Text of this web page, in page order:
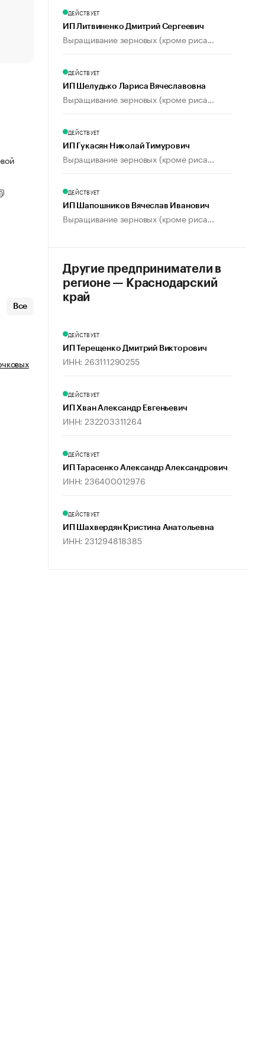
Что обвинения против Павла Дурова значат для
пользователей
Все
ДЕЙСТВУЕТ
ИП Литвиненко Дмитрий Сергеевич
Выращивание зерновых (кроме риса...
ДЕЙСТВУЕТ
ИП Шелудько Лариса Вячеславовна
Выращивание зерновых (кроме риса...
ДЕЙСТВУЕТ
ИП Гукасян Николай Тимурович
Выращивание зерновых (кроме риса...
ДЕЙСТВУЕТ
ИП Шапошников Вячеслав Иванович
Выращивание зерновых (кроме риса...
Другие предприниматели в
регионе — Краснодарский
край
ДЕЙСТВУЕТ
ИП Терещенко Дмитрий Викторович
ИНН: 263111290255
ДЕЙСТВУЕТ
ИП Хван Александр Евгеньевич
ИНН: 232203311264
ДЕЙСТВУЕТ
ИП Тарасенко Александр Александрович
ИНН: 236400012976
ДЕЙСТВУЕТ
ИП Шахвердян Кристина Анатольевна
ИНН: 231294818385